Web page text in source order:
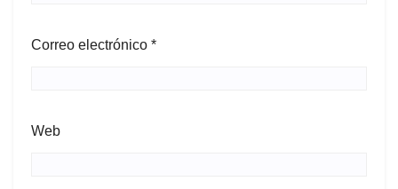
Correo electrónico *
Web